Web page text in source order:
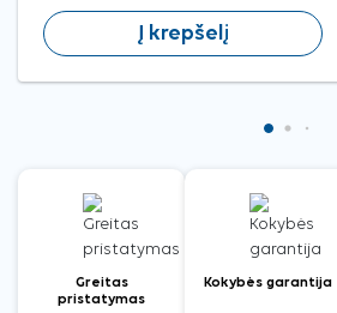
Į krepšelį
Greitas
pristatymas
Kokybės garantija